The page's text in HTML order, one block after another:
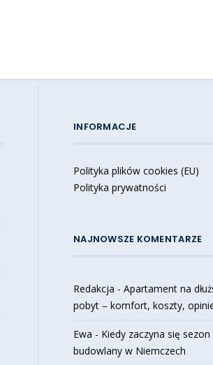
INFORMACJE
Polityka plików cookies (EU)
Polityka prywatności
NAJNOWSZE KOMENTARZE
Redakcja -Apartament na
pobyt – komfort, koszty,
Ewa - Kiedy zaczyna się sezon
budowlany w Niemczech